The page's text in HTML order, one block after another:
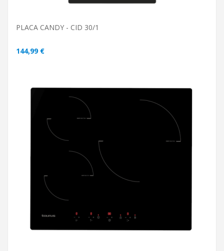
PLACA CANDY - CID 30/1
144,99 €
ADICIONAR AO CARRINHO